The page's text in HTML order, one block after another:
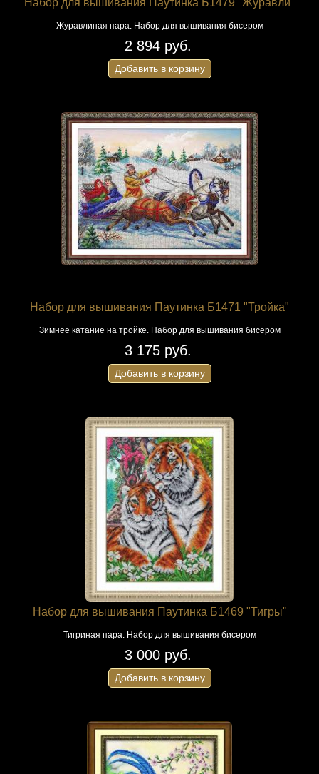
Набор для вышивания Паутинка Б1479 "Журавли"
Журавлиная пара. Набор для вышивания бисером
2 894 руб.
Добавить в корзину
Набор для вышивания Паутинка Б1471 "Тройка"
Зимнее катание на тройке. Набор для вышивания бисером
3 175 руб.
Добавить в корзину
Набор для вышивания Паутинка Б1469 "Тигры"
Тигриная пара. Набор для вышивания бисером
3 000 руб.
Добавить в корзину